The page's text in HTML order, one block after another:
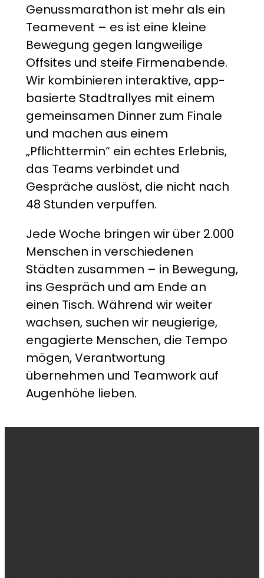
Genussmarathon ist mehr als ein
Teamevent – es ist eine kleine
Bewegung gegen langweilige
Offsites und steife Firmenabende.
Wir kombinieren interaktive, app-
basierte Stadtrallyes mit einem
gemeinsamen Dinner zum Finale
und machen aus einem
„Pflichttermin“ ein echtes Erlebnis,
das Teams verbindet und
Gespräche auslöst, die nicht nach
48 Stunden verpuffen.
Jede Woche bringen wir über 2.000
Menschen in verschiedenen
Städten zusammen – in Bewegung,
ins Gespräch und am Ende an
einen Tisch. Während wir weiter
wachsen, suchen wir neugierige,
engagierte Menschen, die Tempo
mögen, Verantwortung
übernehmen und Teamwork auf
Augenhöhe lieben.